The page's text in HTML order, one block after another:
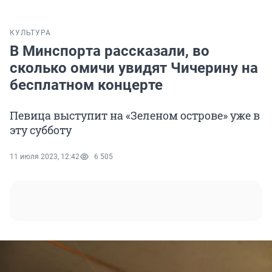
КУЛЬТУРА
В Минспорта рассказали, во
сколько омичи увидят Чичерину на
бесплатном концерте
Певица выступит на «Зеленом острове» уже в
эту субботу
11 июля 2023, 12:42 6 505